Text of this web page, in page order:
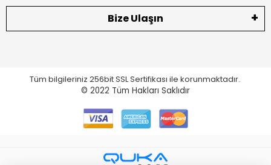
Bize Ulaşın
Tüm bilgileriniz 256bit SSL Sertifikası ile korunmaktadır.
© 2022 Tüm Hakları Saklıdır